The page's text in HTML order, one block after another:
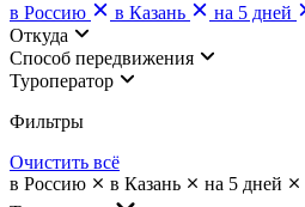
в Россию
в Казань на 5 дней
Откуда
Cпособ передвижения
Туроператор
Фильтры
Очистить всё
в Россию
в Казань на 5 дней